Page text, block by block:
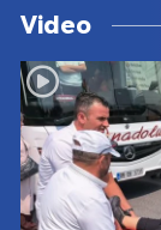
Video